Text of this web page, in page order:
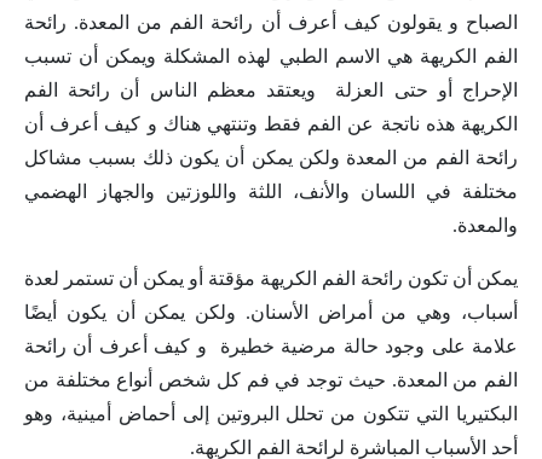
الصباح و يقولون كيف أعرف أن رائحة الفم من المعدة. رائحة
الفم الكريهة هي الاسم الطبي لهذه المشكلة ويمكن أن تسبب
الإحراج أو حتى العزلة ويعتقد معظم الناس أن رائحة الفم
الكريهة هذه ناتجة عن الفم فقط وتنتهي هناك و كيف أعرف أن
رائحة الفم من المعدة ولكن يمكن أن يكون ذلك بسبب مشاكل
مختلفة في اللسان والأنف، اللثة واللوزتين والجهاز الهضمي
والمعدة.
يمكن أن تكون رائحة الفم الكريهة مؤقتة أو يمكن أن تستمر لعدة
أسباب، وهي من أمراض الأسنان. ولكن يمكن أن يكون أيضًا
علامة على وجود حالة مرضية خطيرة و كيف أعرف أن رائحة
الفم من المعدة. حيث توجد في فم كل شخص أنواع مختلفة من
البكتيريا التي تتكون من تحلل البروتين إلى أحماض أمينية، وهو
أحد الأسباب المباشرة لرائحة الفم الكريهة.